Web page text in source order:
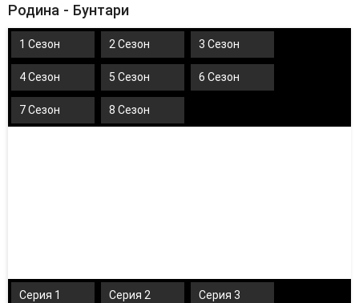
Родина - Бунтари
1 Сезон 2 Сезон 3 Сезон
4 Сезон 5 Сезон 6 Сезон
7 Сезон 8 Сезон
Серия 1 Серия 2 Серия 3